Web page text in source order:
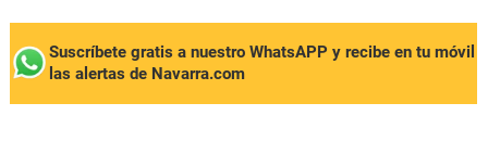
Suscríbete gratis a nuestro WhatsAPP y recibe en tu móvil
las alertas de Navarra.com